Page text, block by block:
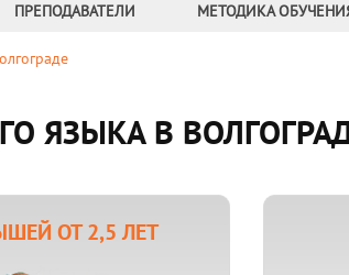
ПРЕПОДАВАТЕЛИ МЕТОДИКА
ЯЗЫКА В
ОТ 2,5 ЛЕТ